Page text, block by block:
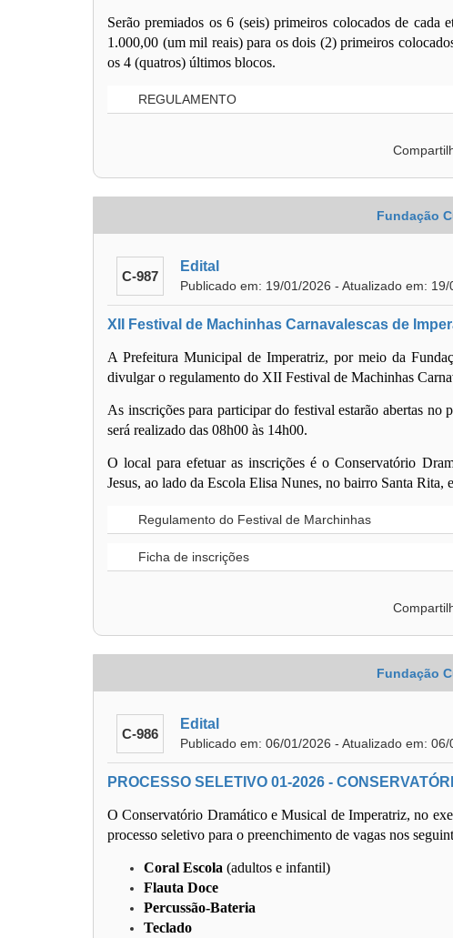
Serão premiados os 6 (seis) primeiros colocados de
1.000,00 (um mil reais) para os dois (2) primeiros
os 4 (quatros) últimos blocos.
REGULAMENTO
Fundação
C-987
Edital
Publicado em: 19/01/2026 - Atualizado em: 19/
XII Festival de Machinhas Carnavalescas de
A Prefeitura Municipal de Imperatriz, por meio da
divulgar o regulamento do XII Festival de Machinhas
As inscrições para participar do festivalestarão abertas no
será realizado das 08h00 às 14h00.
O local para efetuar as inscrições é oConservatório
Jesus, ao lado da Escola Elisa Nunes, no bairro Santa
Regulamento do Festival de Marchinhas
Ficha de inscrições
Fundação
C-986
Edital
Publicado em: 06/01/2026 - Atualizado em: 06/
PROCESSO SELETIVO 01-2026 -
O Conservatório Dramático e Musical de Imperatriz, no
processo seletivo para o preenchimento de vagas nos
Coral Escola (adultos e infantil)
Flauta Doce
Percussão-Bateria
Teclado